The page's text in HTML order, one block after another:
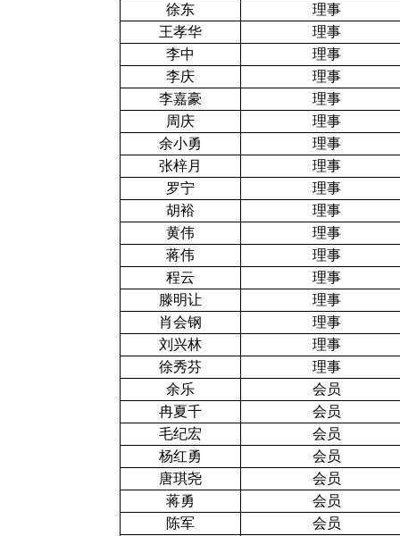
徐东
理事
王孝华
理事
李中
理事
李庆
理事
李嘉豪
理事
周庆
理事
余小勇
理事
张梓月
理事
罗宁
理事
胡裕
理事
黄伟
理事
蒋伟
理事
程云
理事
滕明让
理事
肖会钢
理事
刘兴林
理事
徐秀芬
理事
余乐
会员
冉夏千
会员
毛纪宏
会员
杨红勇
会员
唐琪尧
会员
蒋勇
会员
陈军
会员